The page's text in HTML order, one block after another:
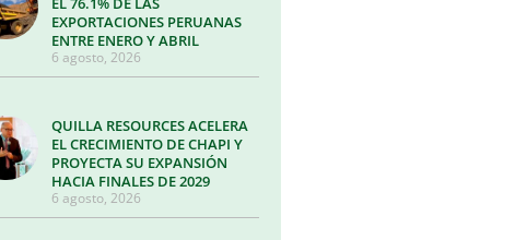
EXPORTACIONES PERUANAS
ENTRE ENERO Y ABRIL
6 agosto, 2026
QUILLA RESOURCES ACELERA
EL CRECIMIENTO DE CHAPI Y
PROYECTA SU EXPANSIÓN
HACIA FINALES DE 2029
6 agosto, 2026